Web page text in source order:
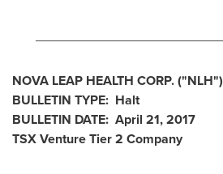
NOVA LEAP HEALTH CORP.("NLH")
BULLETIN TYPE: Halt
BULLETIN DATE: April 21, 2017
TSX Venture Tier 2 Company